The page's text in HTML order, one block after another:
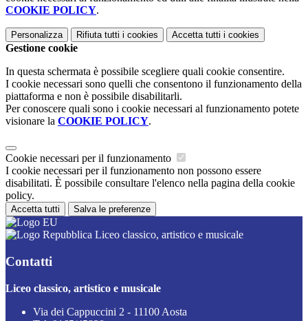
COOKIE POLICY.
Personalizza Rifiuta tutti i cookies Accetta tutti i cookies
Gestione cookie
In questa schermata è possibile scegliere quali cookie consentire.
I cookie necessari sono quelli che consentono il funzionamento della
piattaforma e non è possibile disabilitarli.
Per conoscere quali sono i cookie necessari al funzionamento potete
visionare la COOKIE POLICY.
Cookie necessari per il funzionamento
I cookie necessari per il funzionamento non possono essere
disabilitati. È possibile consultare l'elenco nella pagina della cookie
policy.
Accetta tutti Salva le preferenze
Liceo classico, artistico e musicale
Contatti
Liceo classico, artistico e musicale
Via dei Cappuccini 2 - 11100 Aosta